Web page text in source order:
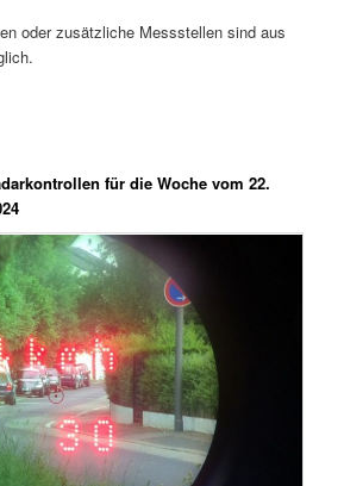
oder zusätzliche Messstellen sind aus
für die Woche vom 22.